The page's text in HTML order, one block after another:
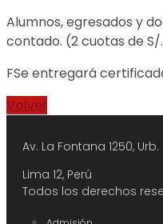
Alumnos, egresados y
contado. (2 cuotas de
FSe entregará
Volver
Av. La Fontana 1250,
Lima 12, Perú
Todos los derechos